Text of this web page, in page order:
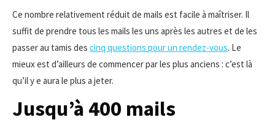
Ce nombre relativement réduit de mails est facile à maîtriser. Il
suffit de prendre tous les mails les uns après les autres et de les
passer au tamis des cinq questions pour un rendez-vous. Le
mieux est d’ailleurs de commencer par les plus anciens : c’est là
qu’il y e aura le plus a jeter.
Jusqu’à 400 mails